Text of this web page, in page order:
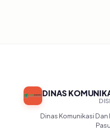
DINAS
Dinas Komunikasi